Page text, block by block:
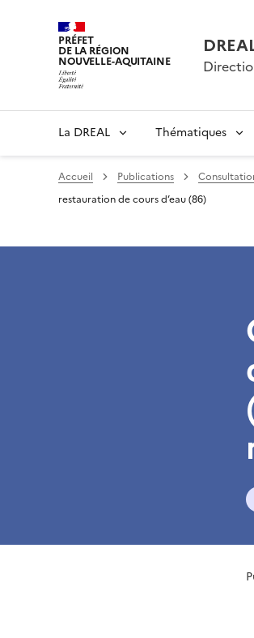
PRÉFET
DE LA RÉGION
NOUVELLE-AQUITAINE
La DREAL Thématiques
Accueil Publications
restauration de cours d’eau (86)